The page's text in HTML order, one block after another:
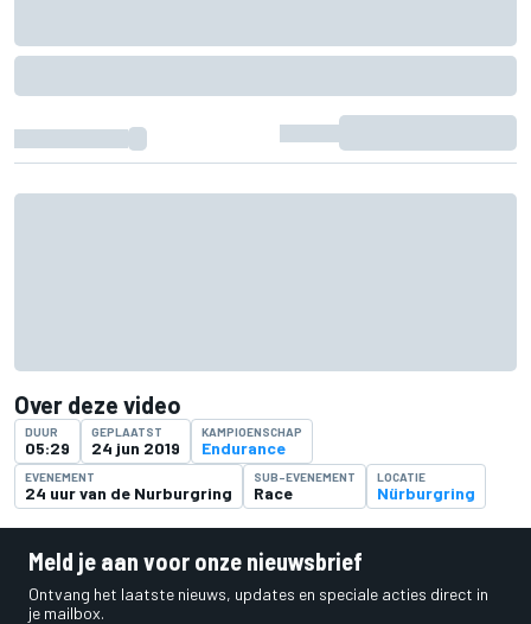
Over deze video
DUUR
05:29
GEPLAATST
24 jun 2019
KAMPIOENSCHAP
Endurance
EVENEMENT
24 uur van de Nurburgring
SUB-EVENEMENT
Race
LOCATIE
Nürburgring
Meld je aan voor onze nieuwsbrief
Ontvang het laatste nieuws, updates en speciale acties direct in
je mailbox.